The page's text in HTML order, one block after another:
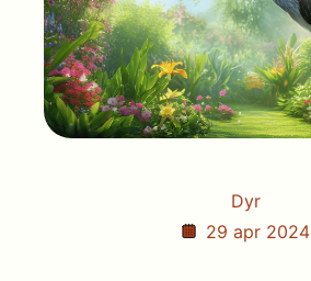
Dyr
29 apr 2024